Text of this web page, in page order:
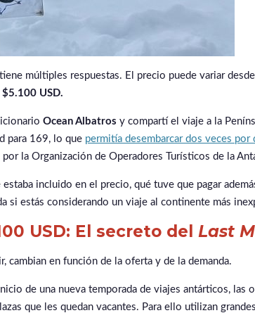
múltiples respuestas. El precio puede variar
USD.
Ocean Albatros y compartí el viaje a la
para 169, lo que permitía desembarcar dos veces por
la Organización de Operadores Turísticos de la
incluido en el precio, qué tuve que pagar
si estás considerando un viaje al continente más
USD: El secreto del Last
cambian en función de la oferta y de la demanda.
de una nueva temporada de viajes antárticos, las
que les quedan vacantes. Para ello utilizan